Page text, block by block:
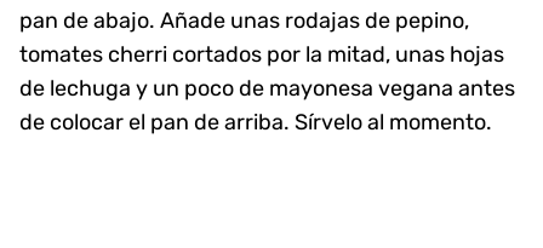
pan de abajo. Añade unas rodajas de pepino,
tomates cherri cortados por la mitad, unas hojas
de lechuga y un poco de mayonesa vegana antes
de colocar el pan de arriba. Sírvelo al momento.